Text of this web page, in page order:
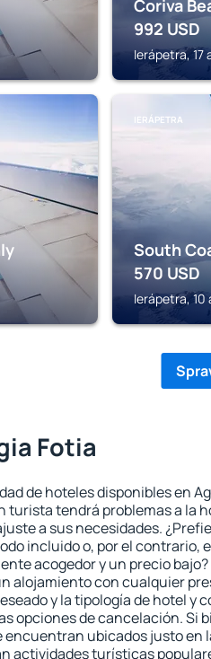
Coriva
992 USD
Ierápetra, 17
IERÁPETRA
South
570 USD
Ierápetra,
Fotia
de hoteles disponibles en
turista tendrá problemas a la
a sus necesidades.
incluido o, por el contrario,
acogedor y un precio bajo?
alojamiento con cualquier
y la tipología de hotel y
opciones de cancelación. Si
encuentran ubicados justo en
actividades turísticas